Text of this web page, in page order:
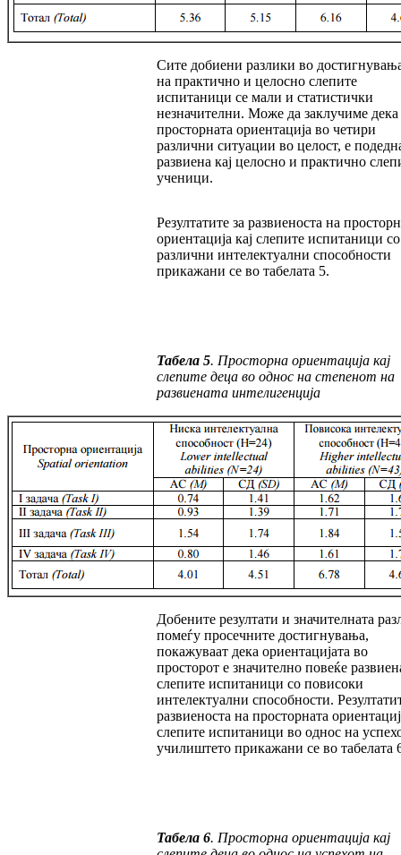
Сите добиени разлики во
на прак­тично и целосно слепите
испитаници се мали и статистички
незначителни. Може да за­клу­чиме дека
просторната ориентација во че­ти­ри
различни ситуации во целост, е
развиена кај целосно и практично
уче­ни­ци.
Резултатите за развиеноста на
ори­ен­тација кај слепите испитаници со
различни ин­­телектуални способности
прикажани се во табелата 5.
Табела 5. Просторна ориентација кај
слепите деца во однос на степенот на
развиената интелигенција
Добените резултати и значителната
по­ме­ѓу просечните достигнувања,
покажуваат де­ка ориентацијата во
просторот е значително по­ве­ќе
слепите испитаници со пови­соки
интелектуални способности.
развиеноста на просторната
слепите испитаници во однос на
учи­лиштето прикажани се во табелата
Табела 6. Просторна ориентација кај